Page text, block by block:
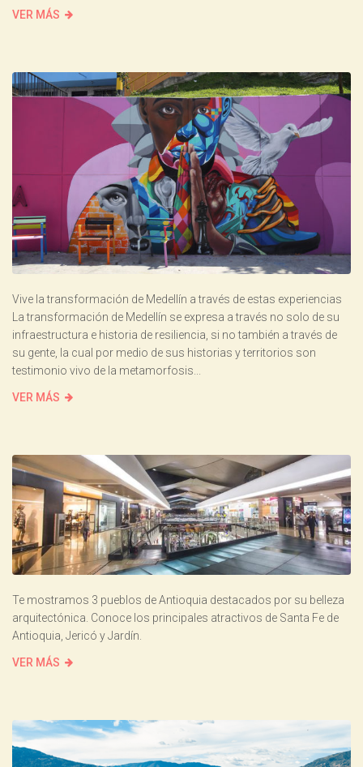
VER MÁS
Vive la transformación de Medellín a través de estas experiencias
La transformación de Medellín se expresa a través no solo de su
infraestructura e historia de resiliencia, si no también a través de
su gente, la cual por medio de sus historias y territorios son
testimonio vivo de la metamorfosis...
VER MÁS
Te mostramos 3 pueblos de Antioquia destacados por su belleza
arquitectónica. Conoce los principales atractivos de Santa Fe de
Antioquia, Jericó y Jardín.
VER MÁS